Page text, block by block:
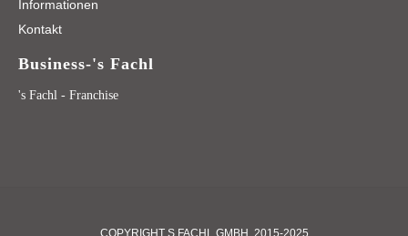
Informationen
Kontakt
Business-'s Fachl
's Fachl - Franchise
COPYRIGHT S FACHL GMBH, 2015-2025